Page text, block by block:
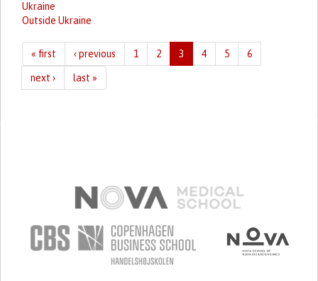
Ukraine
Outside Ukraine
« first ‹ previous 1 2 3 4 5 6
next › last »